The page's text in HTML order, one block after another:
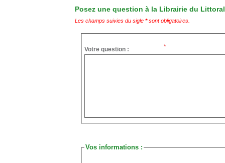
Posez une question à la Librairie du Littoral
Les champs suivies du sigle *sont obligatoires.
Votre question :
Vos informations :